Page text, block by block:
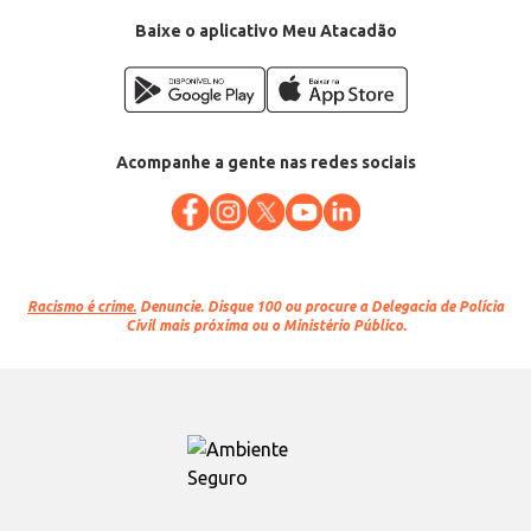
Baixe o aplicativo Meu Atacadão
Acompanhe a gente nas redes sociais
Racismo é crime. Denuncie. Disque 100 ou procure a Delegacia de Polícia
Civil mais próxima ou o Ministério Público.